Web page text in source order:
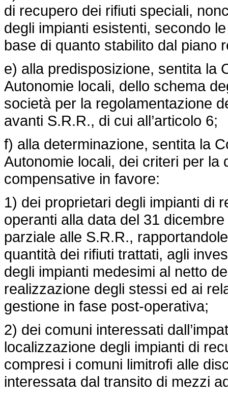
di recupero dei rifiuti speciali,
degli impianti esistenti, secondo
base di quanto stabilito dal piano
e) alla predisposizione, sentita la
Autonomie locali, dello schema
società per la regolamentazione
avanti S.R.R., di cui all’articolo 6;
f) alla determinazione, sentita la
Autonomie locali, dei criteri per la
compensative in favore:
1) dei proprietari degli impianti di
operanti alla data del 31
parziale alle S.R.R.,
quantità dei rifiuti trattati, agli
degli impianti medesimi al netto
realizzazione degli stessi ed ai
gestione in fase post-operativa;
2) dei comuni interessati
localizzazione degli impianti di
compresi i comuni limitrofi alle
interessata dal transito di mezzi